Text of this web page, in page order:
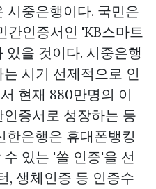
시중은행이다. 국민은
간인증서인 'KB스마트
을 것이다. 시중은행
시기 선제적으로 인
현재 880만명의 이
증서로 성장하는 등
한은행은 휴대폰뱅킹
있는 '쏠 인증'을 선
, 생체인증 등 인증수